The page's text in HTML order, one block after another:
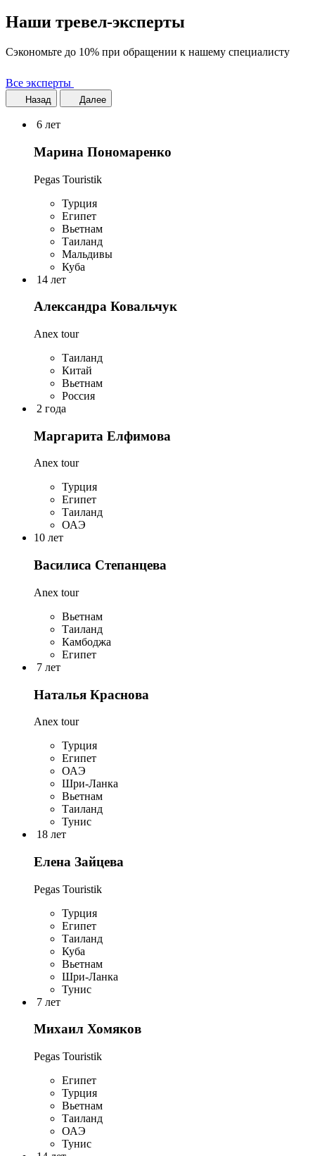
Наши тревел-эксперты
Сэкономьте до 10% при обращении к нашему специалисту
Все эксперты
Назад Далее
6 лет
Марина Пономаренко
Pegas Touristik
Турция
Египет
Вьетнам
Таиланд
Мальдивы
Куба
14 лет
Александра Ковальчук
Anex tour
Таиланд
Китай
Вьетнам
Россия
2 года
Маргарита Елфимова
Anex tour
Турция
Египет
Таиланд
ОАЭ
10 лет
Василиса Степанцева
Anex tour
Вьетнам
Таиланд
Камбоджа
Египет
7 лет
Наталья Краснова
Anex tour
Турция
Египет
ОАЭ
Шри-Ланка
Вьетнам
Таиланд
Тунис
18 лет
Елена Зайцева
Pegas Touristik
Турция
Египет
Таиланд
Куба
Вьетнам
Шри-Ланка
Тунис
7 лет
Михаил Хомяков
Pegas Touristik
Египет
Турция
Вьетнам
Таиланд
ОАЭ
Тунис